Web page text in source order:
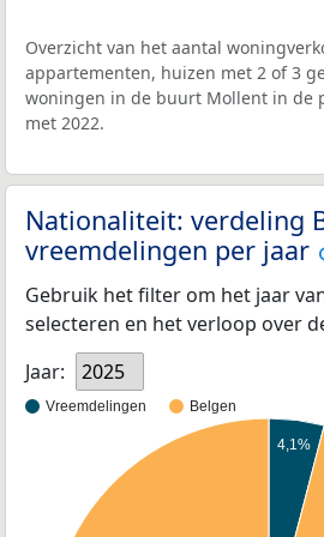
Overzicht van het aantal
appartementen, huizen met 2 of 3
woningen in de buurt Mollent in de
met 2022.
Nationaliteit: verdeling
vreemdelingen per jaar
Gebruik het filter om het jaar
selecteren en het verloop over
Jaar:
2025
Vreemdelingen Belgen
4,1%